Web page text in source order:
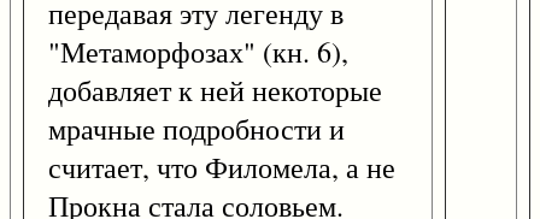
передавая эту легенду в
"Метаморфозах" (кн. 6),
добавляет к ней некоторые
мрачные подробности и
считает, что Филомела, а не
Прокна стала соловьем.